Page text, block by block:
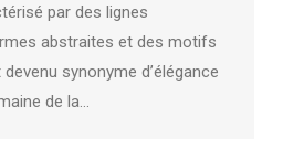
par des lignes
abstraites et des motifs
synonyme d’élégance
de la…